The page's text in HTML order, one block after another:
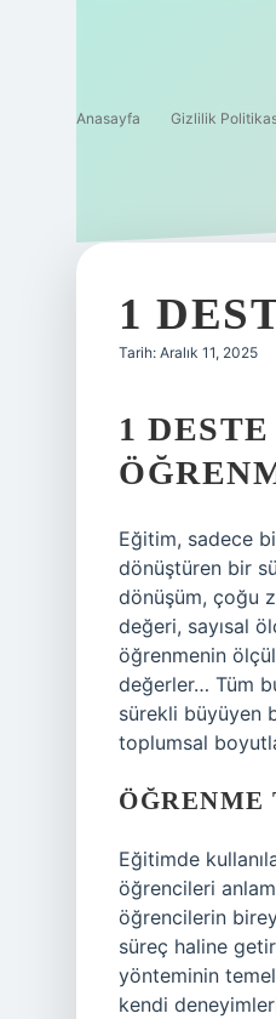
Anasayfa Gizlilik
1
Tarih: Aralık 11, 2025
1
Eğitim, sadece
dönüştüren bir
dönüşüm, çoğu
değeri, sayısal
öğrenmenin
değerler… Tüm
sürekli büyüyen
toplumsal
Eğitimde
öğrencileri
öğrencilerin
süreç haline
yönteminin
kendi